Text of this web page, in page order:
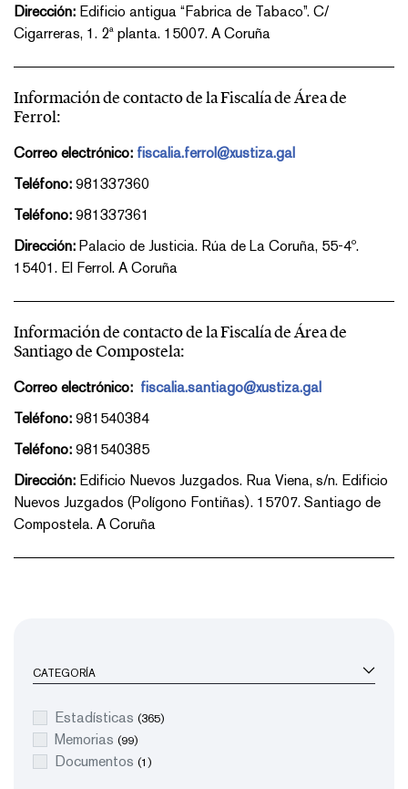
Dirección: Edificio antigua “Fabrica de Tabaco”. C/
Cigarreras, 1. 2ª planta. 15007. A Coruña
Información de contacto de la Fiscalía de Área de
Ferrol:
Correo electrónico: fiscalia.ferrol@xustiza.gal
Teléfono: 981337360
Teléfono: 981337361
Dirección: Palacio de Justicia. Rúa de La Coruña, 55-4º.
15401. El Ferrol. A Coruña
Información de contacto de la Fiscalía de Área de
Santiago de Compostela:
Correo electrónico: fiscalia.santiago@xustiza.gal
Teléfono: 981540384
Teléfono: 981540385
Dirección: Edificio Nuevos Juzgados. Rua Viena, s/n. Edificio
Nuevos Juzgados (Polígono Fontiñas). 15707. Santiago de
Compostela. A Coruña
CATEGORÍA
Estadísticas (365)
Memorias (99)
Documentos (1)